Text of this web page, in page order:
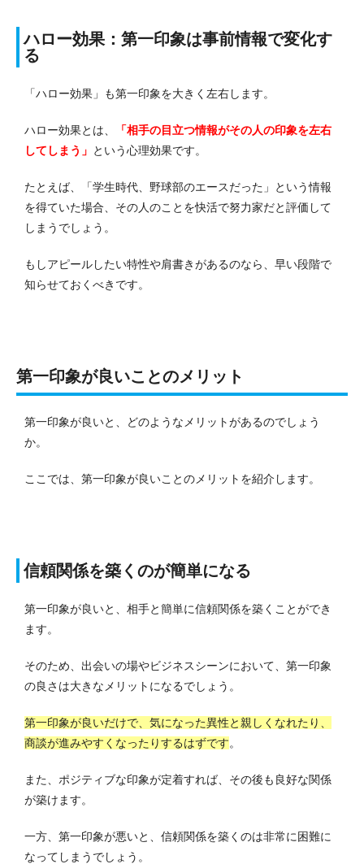
ハロー効果：第一印象は事前情報で変化す
る
「ハロー効果」も第一印象を大きく左右します。
ハロー効果とは、
「相手の目立つ情報がその人の印象を左右
してしまう」 という心理効果です。
たとえば、「学生時代、野球部のエースだった」という情報
を得ていた場合、その人のことを快活で努力家だと評価して
しまうでしょう。
もしアピールしたい特性や肩書きがあるのなら、早い段階で
知らせておくべきです。
第一印象が良いことのメリット
第一印象が良いと、どのようなメリットがあるのでしょう
か。
ここでは、第一印象が良いことのメリットを紹介します。
信頼関係を築くのが簡単になる
第一印象が良いと、相手と簡単に信頼関係を築くことができ
ます。
そのため、出会いの場やビジネスシーンにおいて、第一印象
の良さは大きなメリットになるでしょう。
第一印象が良いだけで、気になった異性と親しくなれたり、
商談が進みやすくなったりするはずです。
また、ポジティブな印象が定着すれば、その後も良好な関係
が築けます。
一方、第一印象が悪いと、信頼関係を築くのは非常に困難に
なってしまうでしょう。